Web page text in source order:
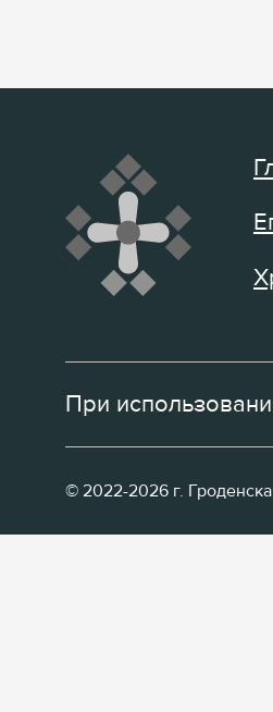
При
© 2022-2026 г.